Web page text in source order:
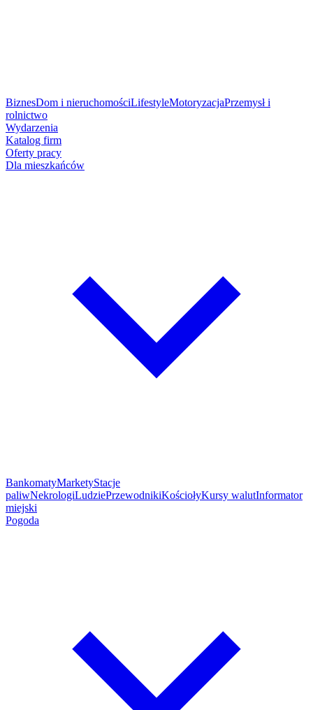
BiznesDom i nieruchomościLifestyleMotoryzacjaPrzemysł i
rolnictwo
Wydarzenia
Katalog firm
Oferty pracy
Dla mieszkańców
BankomatyMarketyStacje
paliwNekrologiLudziePrzewodnikiKościołyKursy walutInformator
miejski
Pogoda